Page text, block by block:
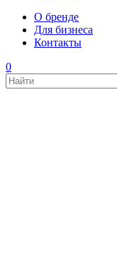
О бренде
Для бизнеса
Контакты
0